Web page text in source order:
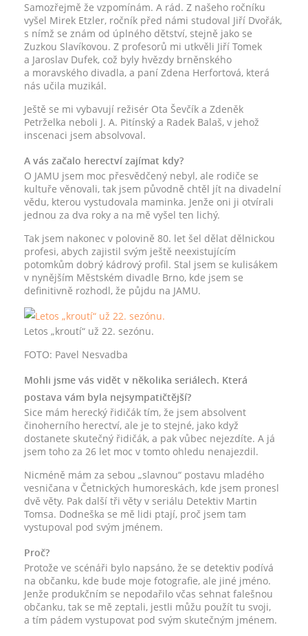
Samozřejmě že vzpomínám. A rád. Z našeho ročníku
vyšel Mirek Etzler, ročník před námi studoval Jiří Dvořák,
s nímž se znám od úplného dětství, stejně jako se
Zuzkou Slavíkovou. Z profesorů mi utkvěli Jiří Tomek
a Jaroslav Dufek, což byly hvězdy brněnského
a moravského divadla, a paní Zdena Herfortová, která
nás učila muzikál.
Ještě se mi vybavují režisér Ota Ševčík a Zdeněk
Petrželka neboli J. A. Pitínský a Radek Balaš, v jehož
inscenaci jsem absolvoval.
A vás začalo herectví zajímat kdy?
O JAMU jsem moc přesvědčený nebyl, ale rodiče se
kultuře věnovali, tak jsem původně chtěl jít na divadelní
vědu, kterou vystudovala maminka. Jenže oni ji otvírali
jednou za dva roky a na mě vyšel ten lichý.
Tak jsem nakonec v polovině 80. let šel dělat dělnickou
profesi, abych zajistil svým ještě neexistujícím
potomkům dobrý kádrový profil. Stal jsem se kulisákem
v nynějším Městském divadle Brno, kde jsem se
definitivně rozhodl, že půjdu na JAMU.
Letos „kroutí“ už 22. sezónu.
FOTO: Pavel Nesvadba
Mohli jsme vás vidět v několika seriálech. Která
postava vám byla nejsympatičtější?
Sice mám herecký řidičák tím, že jsem absolvent
činoherního herectví, ale je to stejné, jako když
dostanete skutečný řidičák, a pak vůbec nejezdíte. A já
jsem toho za 26 let moc v tomto ohledu nenajezdil.
Nicméně mám za sebou „slavnou“ postavu mladého
vesničana v Četnických humoreskách, kde jsem pronesl
dvě věty. Pak další tři věty v seriálu Detektiv Martin
Tomsa. Dodneška se mě lidi ptají, proč jsem tam
vystupoval pod svým jménem.
Proč?
Protože ve scénáři bylo napsáno, že se detektiv podívá
na občanku, kde bude moje fotografie, ale jiné jméno.
Jenže produkčním se nepodařilo včas sehnat falešnou
občanku, tak se mě zeptali, jestli můžu použít tu svoji,
a tím pádem vystupovat pod svým skutečným jménem.